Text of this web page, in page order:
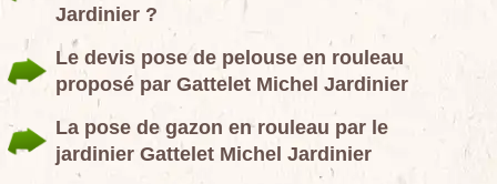
Jardinier ?
Le devis pose de pelouse en rouleau
proposé par Gattelet Michel Jardinier
La pose de gazon en rouleau par le
jardinier Gattelet Michel Jardinier